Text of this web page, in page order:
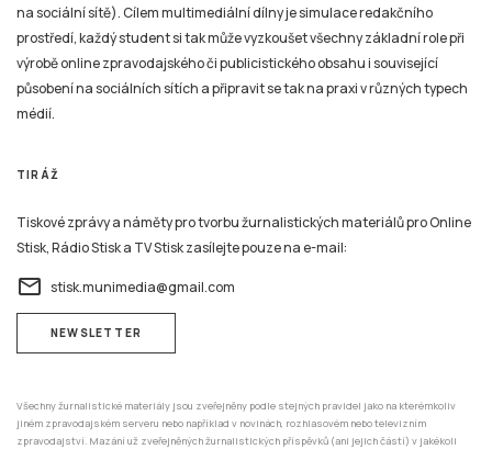
na sociální sítě). Cílem multimediální dílny je simulace redakčního
prostředí, každý student si tak může vyzkoušet všechny základní role při
výrobě online zpravodajského či publicistického obsahu i související
působení na sociálních sítích a připravit se tak na praxi v různých typech
médií.
TIRÁŽ
Tiskové zprávy a náměty pro tvorbu žurnalistických materiálů pro Online
Stisk, Rádio Stisk a TV Stisk zasílejte pouze na e-mail:
email stisk.munimedia@gmail.com
NEWSLETTER
Všechny žurnalistické materiály jsou zveřejněny podle stejných pravidel jako na kterémkoliv
jiném zpravodajském serveru nebo například v novinách, rozhlasovém nebo televizním
zpravodajství. Mazání už zveřejněných žurnalistických příspěvků (ani jejich částí) v jakékoli